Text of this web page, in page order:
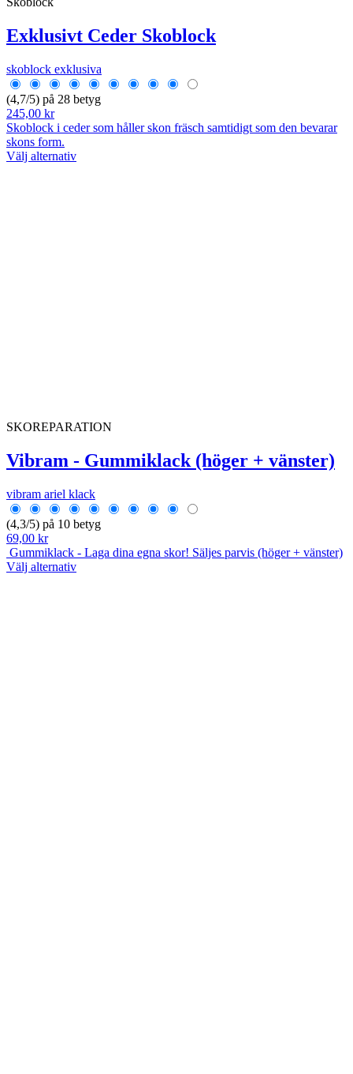
Exklusivt Ceder Skoblock
skoblock exklusiva
(4,7/5) på 28 betyg
245,00 kr
Skoblock i ceder som håller skon fräsch samtidigt som den bevarar
skons form.
Välj alternativ
SKOREPARATION
Vibram - Gummiklack (höger + vänster)
vibram ariel klack
(4,3/5) på 10 betyg
69,00 kr
Gummiklack - Laga dina egna skor! Säljes parvis (höger + vänster)
Välj alternativ